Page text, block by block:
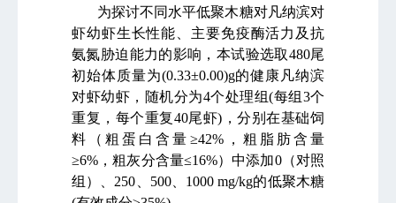
为探讨不同水平低聚木糖对凡纳滨对
虾幼虾生长性能、主要免疫酶活力及抗
氨氮胁迫能力的影响，本试验选取480尾
初始体质量为(0.33±0.00)g的健康凡纳滨
对虾幼虾，随机分为4个处理组(每组3个
重复，每个重复40尾虾)，分别在基础饲
料（粗蛋白含量≥42%，粗脂肪含量
≥6%，粗灰分含量≤16%）中添加0（对照
组）、250、500、1000 mg/kg的低聚木糖